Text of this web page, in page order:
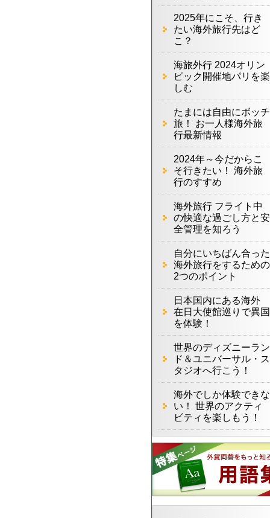
2025年にこそ、行き
たい海外旅行先はど
こ？
海旅外行 2024オリン
ピック開催地パリを楽
しむ
たまには自由にボッチ
旅！ お一人様海外旅
行最新情報
2024年～今だからこ
そ行きたい！ 海外旅
行のすすめ
海外旅行 フライト中
の快適な過ごし方と安
全管理を知ろう
自分にいちばん合った
海外旅行をするための
2つのポイント
日本国内にある海外
在日大使館巡りで異国
を体験！
世界のディズニーラン
ド＆ユニバーサル・ス
タジオへ行こう！
海外でしか体験できな
い！ 世界のアクティ
ビティを楽しもう！